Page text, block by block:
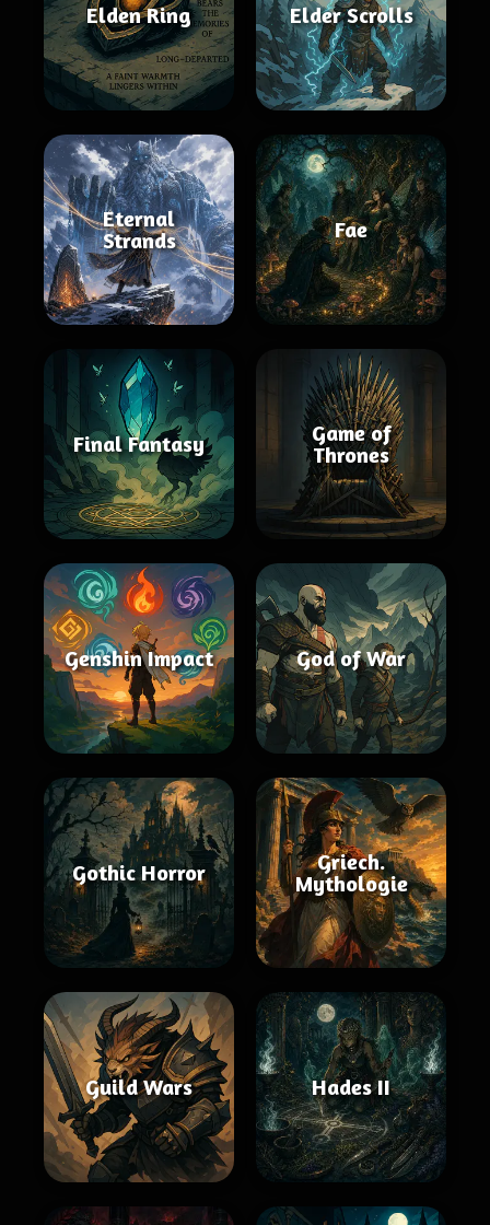
Elden Ring Elder Scrolls
Eternal
Strands
Fae
Final Fantasy
Game of
Thrones
Genshin Impact God of War
Gothic Horror
Griech.
Mythologie
Guild Wars Hades II